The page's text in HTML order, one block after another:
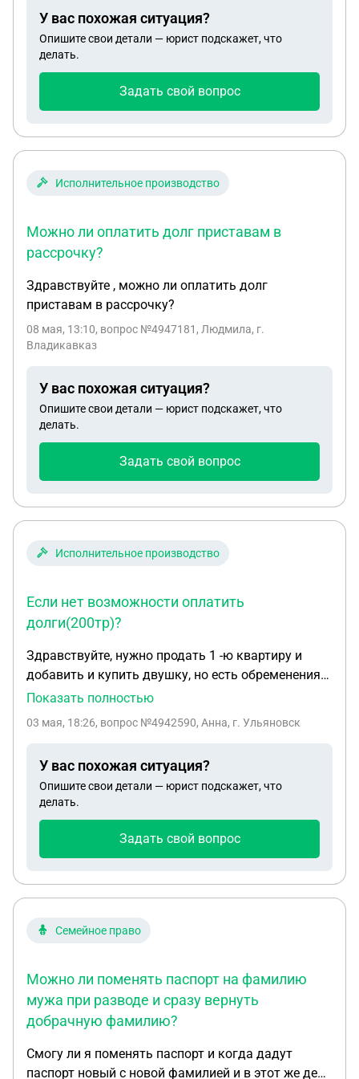
сказали что недостатков не обнаружено,но при
работе он жутко нагревается. Считается ли что
уже прошло 14 дней с момента покупки? Или они
центр? Как я могу вернуть деньги за телефон? Так
буду,который ужасно греется и не держит заряд.
данные
У вас похожая ситуация?
Опишите свои детали — юрист подскажет, что
делать.
Задать свой вопрос
Исполнительное производство
Можно ли оплатить долг приставам в
рассрочку?
Здравствуйте , можно ли оплатить долг
приставам в рассрочку?
08 мая, 13:10, вопрос №4947181, Людмила, г.
Владикавказ
У вас похожая ситуация?
Опишите свои детали — юрист подскажет, что
делать.
Задать свой вопрос
Исполнительное производство
Если нет возможности оплатить
долги(200тр)?
Здравствуйте, нужно продать 1 -ю квартиру и
добавить и купить двушку, но есть обременения
от приставов, что можно сделать чтоб приставы
оплатить долги(200тр)?
Показать полностью
03 мая, 18:26, вопрос №4942590, Анна, г. Ульяновск
У вас похожая ситуация?
Опишите свои детали — юрист подскажет, что
делать.
Задать свой вопрос
Семейное право
Можно ли поменять паспорт на фамилию
мужа при разводе и сразу вернуть
добрачную фамилию?
Смогу ли я поменять паспорт и когда дадут
паспорт новый с новой фамилией и в этот же день